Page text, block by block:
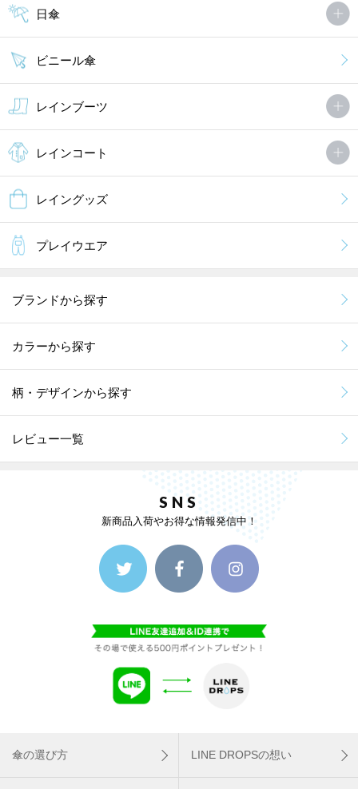
日傘
ビニール傘
レインブーツ
レインコート
レイングッズ
プレイウエア
ブランドから探す
カラーから探す
柄・デザインから探す
レビュー一覧
SNS
新商品入荷やお得な情報発信中！
傘の選び方 LINE DROPSの想い